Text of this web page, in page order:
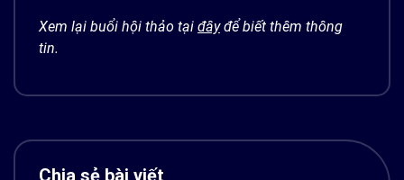
Xem lại buổi hội thảo tại đâyđể biết thêm thông
tin.
Chia sẻ bài viết